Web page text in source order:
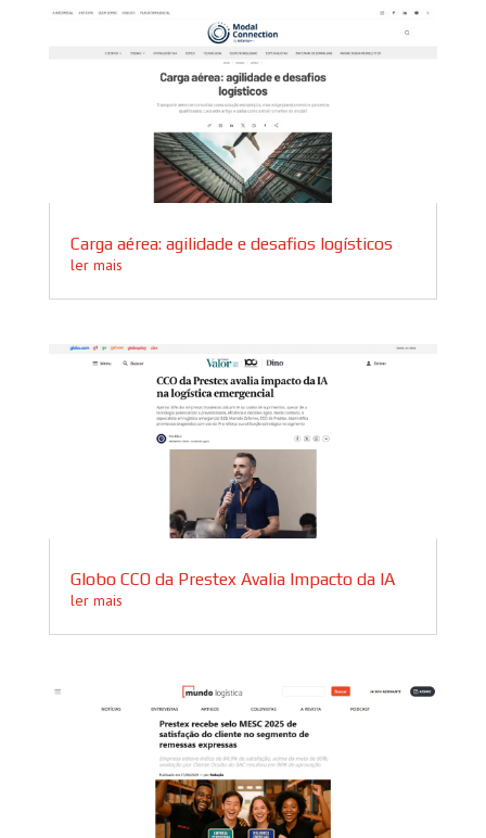
Carga aérea: agilidade e desafios logísticos
ler mais
Globo CCO da Prestex Avalia Impacto da IA
ler mais